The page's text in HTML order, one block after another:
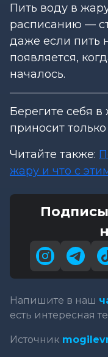
Пить воду в
расписанию —
даже если пить
появляется,
началось.
Берегите себя
приносит
Читайте также:
жару и что с
Напишите в наш
есть интересная
Источник